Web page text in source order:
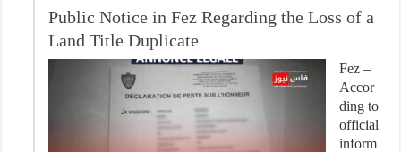
Public Notice in Fez Regarding the Loss of a
Land Title Duplicate
Fez –
Accor
ding to
official
inform